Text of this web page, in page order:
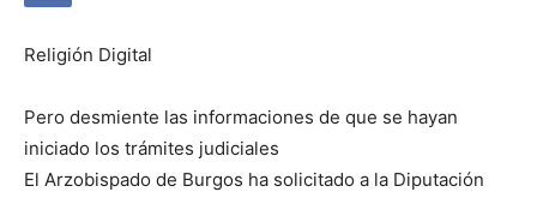
Religión Digital
Pero desmiente las informaciones de que se hayan
iniciado los trámites judiciales
El Arzobispado de Burgos ha solicitado a la Diputación